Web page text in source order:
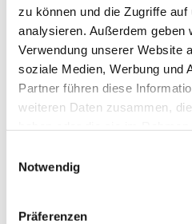
zu können und die Zugriffe
analysieren. Außerdem geben
Verwendung unserer Website
soziale Medien, Werbung und
Partner führen diese
weiteren Daten zusammen,
Notwendig
Präferenzen
Sonntag, 2. Januar
Universitätskirche,
Reitgasse 2, 35037